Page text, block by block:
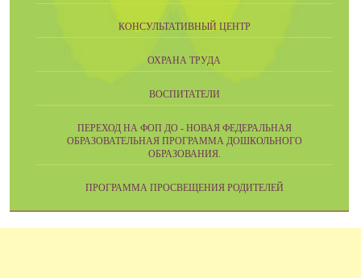
КОНСУЛЬТАТИВНЫЙ ЦЕНТР
ОХРАНА ТРУДА
ВОСПИТАТЕЛИ
ПЕРЕХОД НА ФОП ДО - НОВАЯ ФЕДЕРАЛЬНАЯ
ОБРАЗОВАТЕЛЬНАЯ ПРОГРАММА ДОШКОЛЬНОГО
ОБРАЗОВАНИЯ.
ПРОГРАММА ПРОСВЕЩЕНИЯ РОДИТЕЛЕЙ